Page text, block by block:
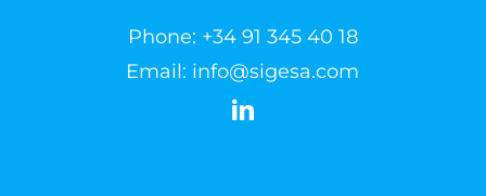
Phone: +34 91 345 40 18
Email: info@sigesa.com